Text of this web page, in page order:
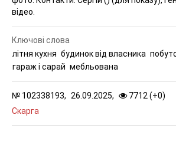
відео.
№ 102338193, 26.09.2025, 7712 (+0)
Скарга
Ключові слова
літня кухня будинок від власника
гараж і сарай мебльована